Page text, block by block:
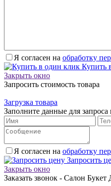
Я согласен на обработку
Купить
Закрыть окно
Запросить стоимость товара
Загрузка товара
Заполните данные для
Я согласен на обработку
Запросить
Закрыть окно
Заказать звонок - Салон Букет